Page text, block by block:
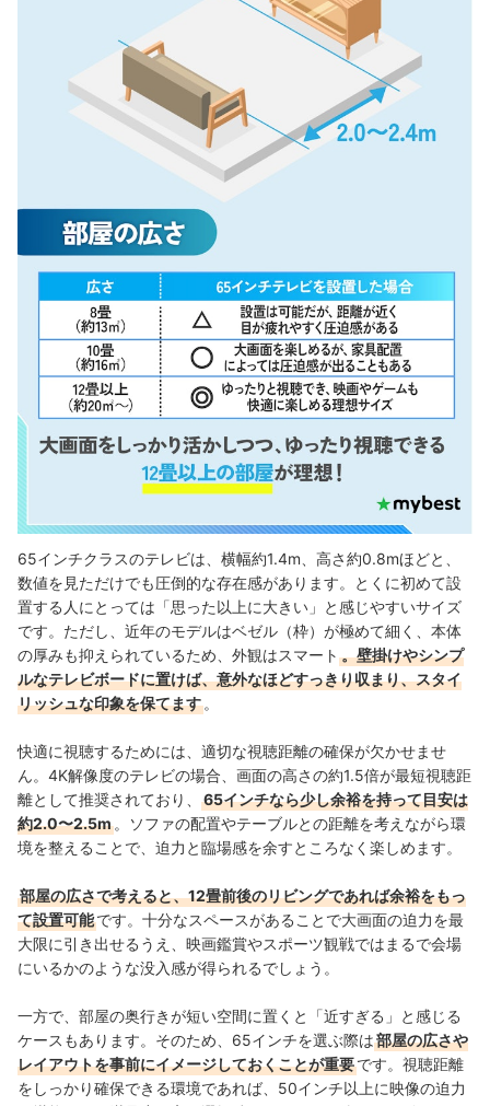
65インチクラスのテレビは、横幅約1.4m、高さ約0.8mほどと、
数値を見ただけでも圧倒的な存在感があります。とくに初めて設
置する人にとっては「思った以上に大きい」と感じやすいサイズ
です。ただし、近年のモデルはベゼル（枠）が極めて細く、本体
の厚みも抑えられているため、外観はスマート 。壁掛けやシンプ
ルなテレビボードに置けば、意外なほどすっきり収まり、スタイ
リッシュな印象を保てます 。
快適に視聴するためには、適切な視聴距離の確保が欠かせませ
ん。4K解像度のテレビの場合、画面の高さの約1.5倍が最短視聴距
離として推奨されており、
65インチなら少し余裕を持って目安は
約2.0〜2.5m 。ソファの配置やテーブルとの距離を考えながら環
境を整えることで、迫力と臨場感を余すところなく楽しめます。
部屋の広さで考えると、12畳前後のリビングであれば余裕をもっ
て設置可能です。十分なスペースがあることで大画面の迫力を最
大限に引き出せるうえ、映画鑑賞やスポーツ観戦ではまるで会場
にいるかのような没入感が得られるでしょう。
一方で、部屋の奥行きが短い空間に置くと「近すぎる」と感じる
ケースもあります。そのため、65インチを選ぶ際は部屋の広さや
レイアウトを事前にイメージしておくことが重要です。視聴距離
をしっかり確保できる環境であれば、50インチ以上に映像の迫力